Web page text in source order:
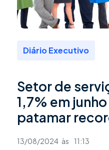
Diário Executivo
Setor de
1,7% em
patamar
13/08/2024 às
11:13